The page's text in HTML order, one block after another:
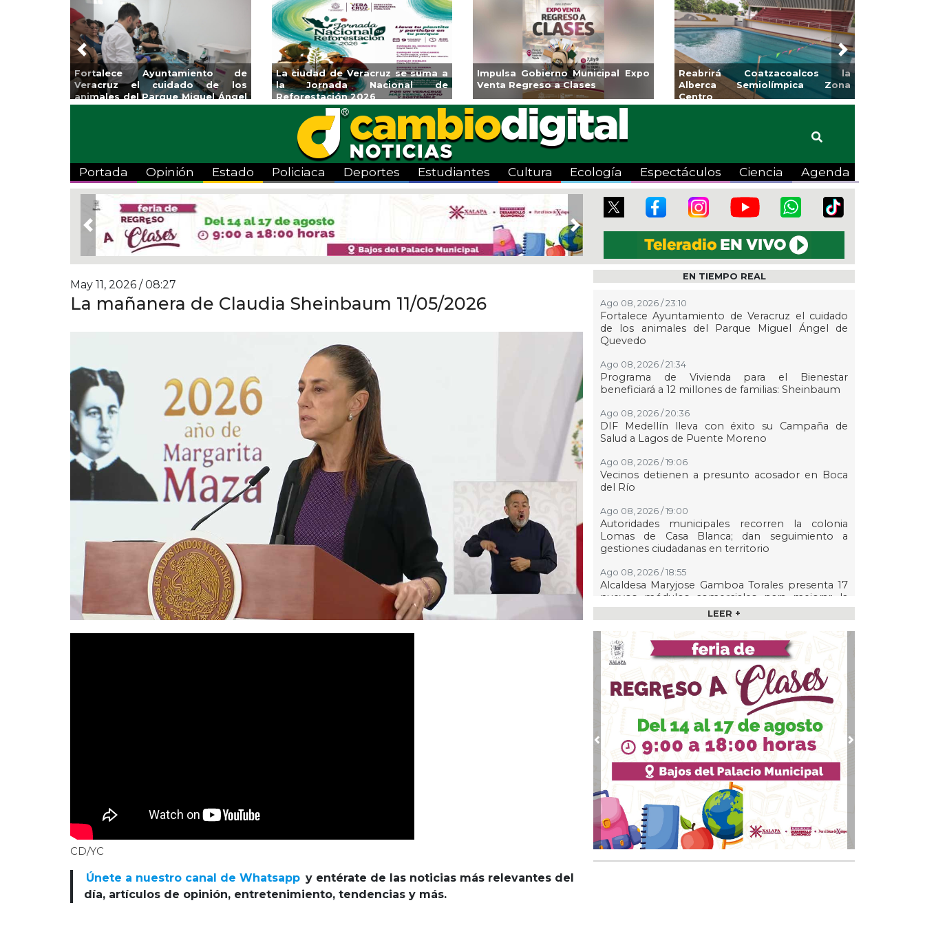
Fortalece Ayuntamiento de
Veracruz el cuidado de los
animales del Parque Miguel Ángel
La ciudad de Veracruz se suma a
la Jornada Nacional de
Reforestación 2026
Impulsa Gobierno Municipal Expo
Venta Regreso a Clases
Reabrirá Coatzacoalcos la
Alberca Semiolímpica Zona
Centro
Previous Next
Portada Opinión Estado Policiaca Deportes Estudiantes Cultura Ecología Espectáculos Ciencia Agenda
Previous Next
May 11, 2026 / 08:27
La mañanera de Claudia Sheinbaum 11/05/2026
CD/YC
Únete a nuestro canal de Whatsapp y entérate de las noticias más relevantes del
día, artículos de opinión, entretenimiento, tendencias y más.
EN TIEMPO REAL
Ago 08, 2026 / 23:10
Fortalece Ayuntamiento de Veracruz el cuidado
de los animales del Parque Miguel Ángel de
Quevedo
Ago 08, 2026 / 21:34
Programa de Vivienda para el Bienestar
beneficiará a 12 millones de familias: Sheinbaum
Ago 08, 2026 / 20:36
DIF Medellín lleva con éxito su Campaña de
Salud a Lagos de Puente Moreno
Ago 08, 2026 / 19:06
Vecinos detienen a presunto acosador en Boca
del Río
Ago 08, 2026 / 19:00
Autoridades municipales recorren la colonia
Lomas de Casa Blanca; dan seguimiento a
gestiones ciudadanas en territorio
Ago 08, 2026 / 18:55
Alcaldesa Maryjose Gamboa Torales presenta 17
nuevos módulos comerciales para mejorar la
imagen de las playas e impulsar la economía de
Boca del Río
Ago 08, 2026 / 16:53
Localizan una cartulina con mensajes
amenazantes en Papantla!!!
Ago 08, 2026 / 16:45
La ciudad de Veracruz se suma a la Jornada
Nacional de Reforestación 2026
Ago 08, 2026 / 16:34
¿Con o sin espuma?
Ago 08, 2026 / 16:33
Control y confianza:la prueba de la seguridad
Ago 08, 2026 / 15:34
Resguarda Ayuntamiento de Veracruz a canino
en situación de riesgo en zona norte de la ciudad
LEER +
Previous Next